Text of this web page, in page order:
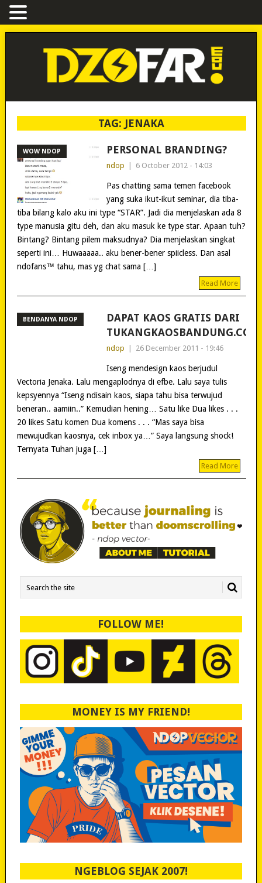
TAG: JENAKA
WOW NDOP PERSONAL BRANDING?
ndop 6 October 2012 - 14:03
Pas chatting sama temen facebook
yang suka ikut-ikut seminar, dia tiba-
tiba bilang kalo aku ini type “STAR”. Jadi dia menjelaskan ada 8
type manusia gitu deh, dan aku masuk ke type star. Apaan tuh?
Bintang? Bintang pilem maksudnya? Dia menjelaskan singkat
seperti ini… Huwaaaaa.. aku bener-bener spiicless. Dan asal
ndofans™ tahu, mas yg chat sama […]
Read More
BENDANYA NDOP
DAPAT KAOS GRATIS DARI
TUKANGKAOSBANDUNG.COM
ndop 26 December 2011 - 19:46
Iseng mendesign kaos berjudul
Vectoria Jenaka. Lalu mengaplodnya di efbe. Lalu saya tulis
kepsyennya “Iseng ndisain kaos, siapa tahu bisa terwujud
beneran.. aamiin..” Kemudian hening… Satu like Dua likes . . .
20 likes Satu komen Dua komens . . . “Mas saya bisa
mewujudkan kaosnya, cek inbox ya…” Saya langsung shock!
Ternyata Tuhan juga […]
Read More
FOLLOW ME!
MONEY IS MY FRIEND!
NGEBLOG SEJAK 2007!